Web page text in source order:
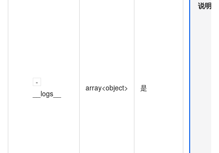
__logs__
array<object> 是
说明